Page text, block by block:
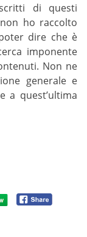
di questi
ho raccolto
dire che è
imponente
Non ne
generale e
a quest’ultima